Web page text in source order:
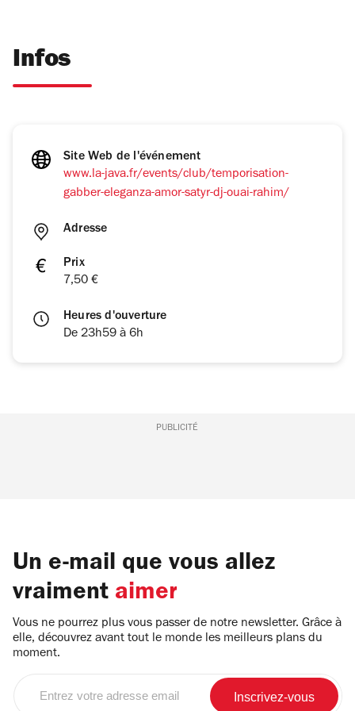
Infos
Site Web de l'événement
www.la-java.fr/events/club/temporisation-
gabber-eleganza-amor-satyr-dj-ouai-rahim/
Adresse
Prix
7,50 €
Heures d'ouverture
De 23h59 à 6h
PUBLICITÉ
Un e-mail que vous allez
vraiment aimer
Vous ne pourrez plus vous passer de notre newsletter. Grâce à
elle, découvrez avant tout le monde les meilleurs plans du
moment.